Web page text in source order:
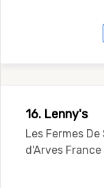
16. Lenny's
Les Fermes
d'Arves France